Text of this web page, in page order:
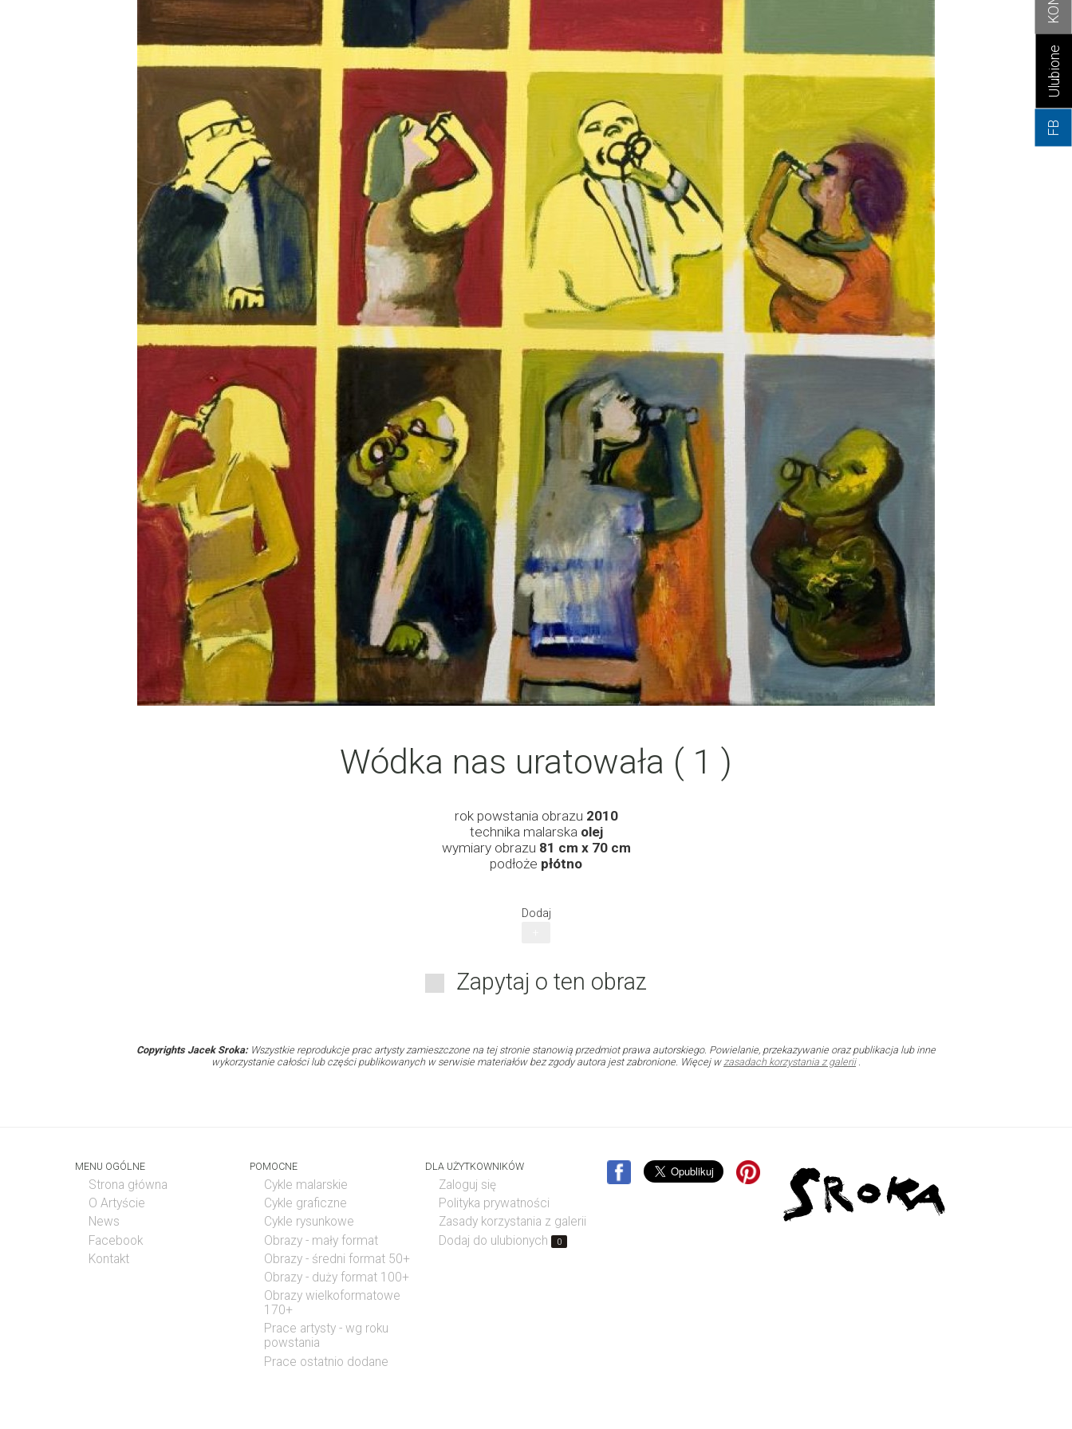
Ulubione
FB
Wódka nas uratowała ( 1 )
rok powstania obrazu 2010
technika malarskaolej
wymiary obrazu 81 cm x 70 cm
podłoże płótno
Dodaj
Zapytaj o ten obraz
Copyrights Jacek Sroka:Wszystkie reprodukcje prac artysty zamieszczone na tej stronie stanowią przedmiot prawa autorskiego. Powielanie, przekazywanie oraz publikacja lub inne
wykorzystanie całości lub części publikowanych w serwisie materiałów bez zgody autora jest zabronione. Więcej w zasadach korzystania z galerii.
MENU OGÓLNE
Strona główna
O Artyście
News
Facebook
Kontakt
POMOCNE
Cykle malarskie
Cykle graficzne
Cykle rysunkowe
Obrazy - mały format
Obrazy - średni format 50+
Obrazy - duży format 100+
Obrazy wielkoformatowe
170+
Prace artysty - wg roku
powstania
Prace ostatnio dodane
DLA UŻYTKOWNIKÓW
Zaloguj się
Polityka prywatności
Zasady korzystania z galerii
Dodaj do ulubionych
0